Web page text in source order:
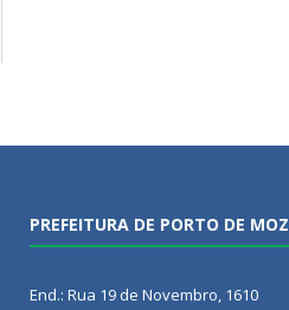
PREFEITURA DE PORTO DE MOZ
End.: Rua 19 de Novembro, 1610